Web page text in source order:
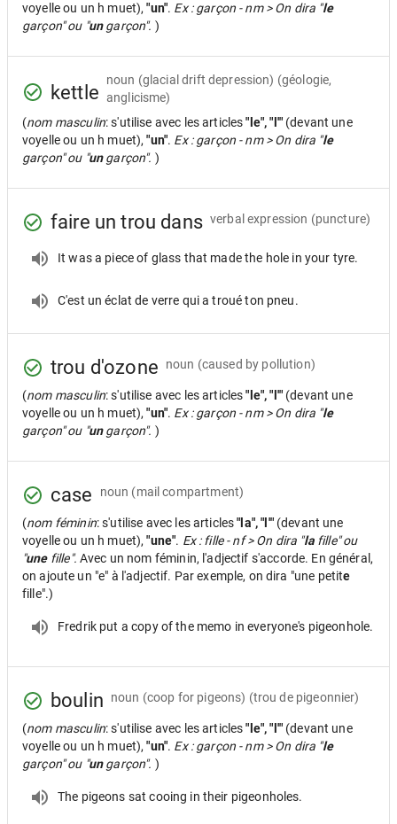
voyelle ou un h muet),"un". Ex : garçon - nm > On dira "le
garçon" ou "ungarçon". )
kettle
noun (glacial drift depression) (géologie,
anglicisme)
(nom masculin: s'utilise avec les articles"le", "l'" (devant une
voyelle ou un h muet),"un". Ex : garçon - nm > On dira "le
garçon" ou "ungarçon". )
faire un trou dans verbal expression (puncture)
It was a piece of glass that made the hole in your tyre.
C'est un éclat de verre qui a troué ton pneu.
trou d'ozone noun (caused by pollution)
(nom masculin: s'utilise avec les articles"le", "l'" (devant une
voyelle ou un h muet),"un". Ex : garçon - nm > On dira "le
garçon" ou "ungarçon". )
case noun (mail compartment)
(nom féminin: s'utilise avec les articles"la", "l'" (devant une
voyelle ou un h muet),"une". Ex : fille - nf > On dira "lafille" ou
"unefille". Avec un nom féminin, l'adjectif s'accorde. En général,
on ajoute un "e" à l'adjectif. Par exemple, on dira "une petite
fille".)
Fredrik put a copy of the memo in everyone's pigeonhole.
boulin noun (coop for pigeons) (trou de pigeonnier)
(nom masculin: s'utilise avec les articles"le", "l'" (devant une
voyelle ou un h muet),"un". Ex : garçon - nm > On dira "le
garçon" ou "ungarçon". )
The pigeons sat cooing in their pigeonholes.